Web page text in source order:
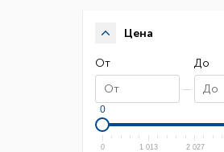
Цена
От До
0
0 1 013 2 027